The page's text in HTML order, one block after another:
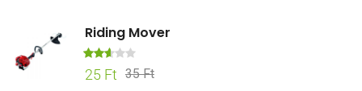
/ 5
Riding Mover
Érték
elés
35FtOriginal
25 Ft
Current